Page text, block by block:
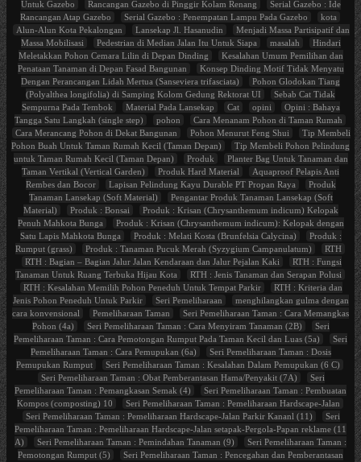
Untuk Gazebo
Rancangan Gazebo di Pinggir Kolam Renang
Serial Gazebo : Ide
Rancangan Atap Gazebo
Serial Gazebo : Penempatan Lampu Pada Gazebo
kota
Alun-Alun Kota Pekalongan
Lansekap Jl. Hasanudin
Menjadi Massa Partisipatif dan
Massa Mobilisasi
Pedestrian di Median Jalan Itu Untuk Siapa masalah
Hindari
Meletakkan Pohon Cemara Lilin di Depan Dinding
Kesalahan Umum Pemilihan dan
Penataan Tanaman di Depan Fasad Bangunan
Konsep Dinding Motif Tidak Menyatu
Dengan Perancangan Lidah Mertua (Sanseviera trifasciata)
Pohon Glodokan Tiang
(Polyalthea longifolia) di Samping Kolom Gedung Rektorat UI
Sebab Cat Tidak
Sempurna Pada Tembok
Material Pada Lansekap Cat opini
Opini : Bahaya
Tangga Satu Langkah (single step)
pohon
Cara Menanam Pohon di Taman Rumah
Cara Merancang Pohon di Dekat Bangunan
Pohon Menurut Feng Shui
Tip Membeli
Pohon Buah Untuk Taman Rumah Kecil (Taman Depan)
Tip Membeli Pohon Pelindung
untuk Taman Rumah Kecil (Taman Depan)
Produk
Planter Bag Untuk Tanaman dan
Taman Vertikal (Vertical Garden)
Produk Hard Material
Aquaproof Pelapis Anti
Rembes dan Bocor
Lapisan Pelindung Kayu Durable PT Propan Raya
Produk
Tanaman Lansekap (Soft Material)
Pengantar Produk Tanaman Lansekap (Soft
Material)
Produk : Bonsai
Produk : Krisan (Chrysanthemum indicum) Kelopak
Penuh Mahkota Bunga
Produk : Krisan (Chrysanthemum indicum): Kelopak dengan
Satu Lapis Mahkota Bunga
Produk : Melati Kosta (Brunfelsia Calycina)
Produk :
Rumput (grass)
Produk : Tanaman Pucuk Merah (Syzygium Campanulatum)
RTH
RTH : Bagian – Bagian Jalur Jalan Kendaraan dan Jalur Pejalan Kaki
RTH : Fungsi
Tanaman Untuk Ruang Terbuka Hijau Kota
RTH : Jenis Tanaman dan Serapan Polusi
RTH : Kesalahan Memilih Pohon Peneduh Untuk Tempat Parkir
RTH : Kriteria dan
Jenis Pohon Peneduh Untuk Parkir
Seri Pemeliharaan
menghilangkan gulma dengan
cara konvensional
Pemeliharaan Taman
Seri Pemeliharaan Taman : Cara Memangkas
Pohon (4a)
Seri Pemeliharaan Taman : Cara Menyiram Tanaman (2B)
Seri
Pemeliharaan Taman : Cara Pemotongan Rumput Pada Taman Kecil dan Luas (5a)
Seri
Pemeliharaan Taman : Cara Pemupukan (6a)
Seri Pemeliharaan Taman : Dosis
Pemupukan Rumput
Seri Pemeliharaan Taman : Kesalahan Dalam Pemupukan (6 C)
Seri Pemeliharaan Taman : Obat Pemberantasan Hama/Penyakit (7A)
Seri
Pemeliharaan Taman : Pemangkasan Semak (4)
Seri Pemeliharaan Taman : Pembuatan
Kompos (composting) 10
Seri Pemeliharaan Taman : Pemeliharaan Hardscape-Jalan
Seri Pemeliharaan Taman : Pemeliharaan Hardscape-Jalan Parkir Kananl (11)
Seri
Pemeliharaan Taman : Pemeliharaan Hardscape-Jalan setapak-Pergola-Papan reklame (11
A)
Seri Pemeliharaan Taman : Pemindahan Tanaman (9)
Seri Pemeliharaan Taman :
Pemotongan Rumput (5)
Seri Pemeliharaan Taman : Pencegahan dan Pemberantasan